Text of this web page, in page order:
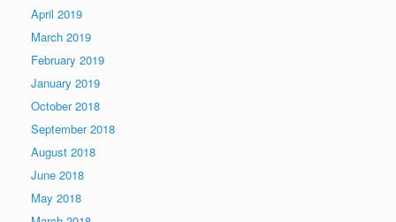
April 2019
March 2019
February 2019
January 2019
October 2018
September 2018
August 2018
June 2018
May 2018